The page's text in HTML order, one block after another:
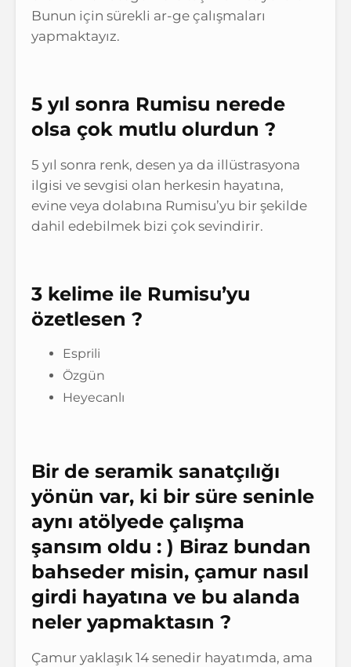
Bunun için sürekli ar-ge çalışmaları
yapmaktayız.
5 yıl sonra Rumisu nerede
olsa çok mutlu olurdun ?
5 yıl sonra renk, desen ya da illüstrasyona
ilgisi ve sevgisi olan herkesin hayatına,
evine veya dolabına Rumisu’yu bir şekilde
dahil edebilmek bizi çok sevindirir.
3 kelime ile Rumisu’yu
özetlesen ?
Esprili
Özgün
Heyecanlı
Bir de seramik sanatçılığı
yönün var, ki bir süre seninle
aynı atölyede çalışma
şansım oldu : ) Biraz bundan
bahseder misin, çamur nasıl
girdi hayatına ve bu alanda
neler yapmaktasın ?
Çamur yaklaşık 14 senedir hayatımda, ama